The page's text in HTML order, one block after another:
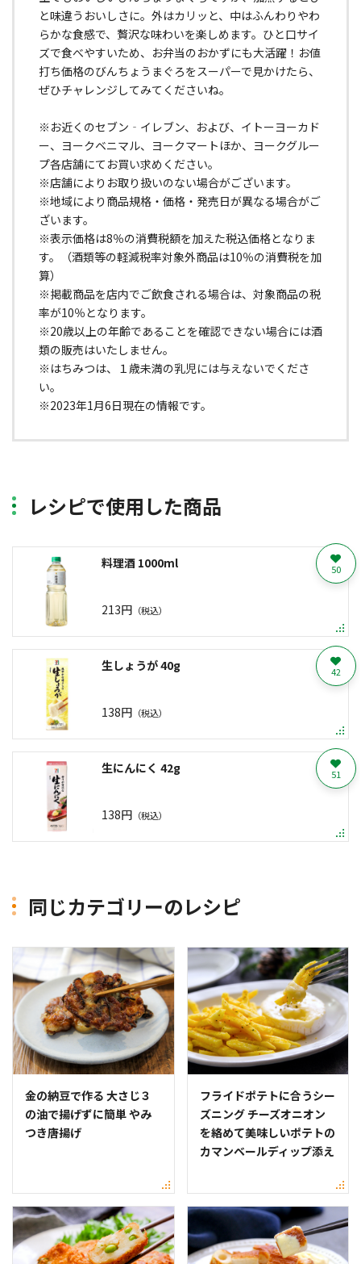
と味違うおいしさに。外はカリッと、中はふんわりやわ
らかな食感で、贅沢な味わいを楽しめます。ひと口サイ
ズで食べやすいため、お弁当のおかずにも大活躍！お値
打ち価格のびんちょうまぐろをスーパーで見かけたら、
ぜひチャレンジしてみてくださいね。
※お近くのセブン‐イレブン、および、イトーヨーカド
ー、ヨークベニマル、ヨークマートほか、ヨークグルー
プ各店舗にてお買い求めください。
※店舗によりお取り扱いのない場合がございます。
※地域により商品規格・価格・発売日が異なる場合がご
ざいます。
※表示価格は8％の消費税額を加えた税込価格となりま
す。（酒類等の軽減税率対象外商品は10％の消費税を加
算）
※掲載商品を店内でご飲食される場合は、対象商品の税
率が10％となります。
※20歳以上の年齢であることを確認できない場合には酒
類の販売はいたしません。
※はちみつは、１歳未満の乳児には与えないでくださ
い。
※2023年1月6日現在の情報です。
レシピで使用した商品
料理酒 1000ml
213円 （税込）
50
生しょうが 40g
138円 （税込）
42
生にんにく 42g
138円 （税込）
51
同じカテゴリーのレシピ
金の納豆で作る 大さじ３
の油で揚げずに簡単 やみ
つき唐揚げ
フライドポテトに合うシー
ズニング チーズオニオン
を絡めて美味しいポテトの
カマンベールディップ添え